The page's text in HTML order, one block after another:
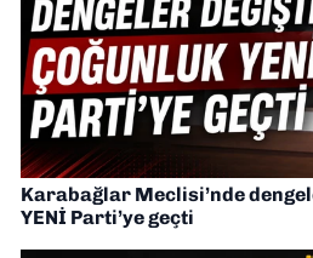
Karabağlar Meclisi’nde
YENİ Parti’ye geçti